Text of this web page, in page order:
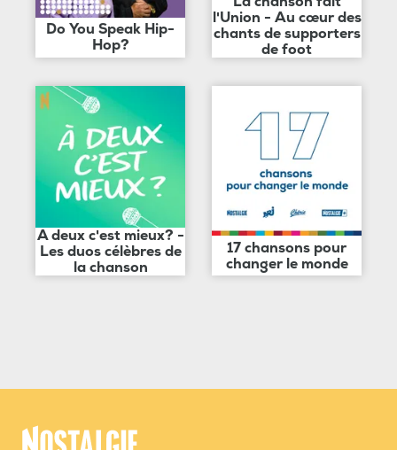
Do You Speak Hip-
Hop?
l'Union - Au cœur des
chants de supporters
de foot
A deux c'est mieux? -
Les duos célèbres de
la chanson
17 chansons pour
changer le monde